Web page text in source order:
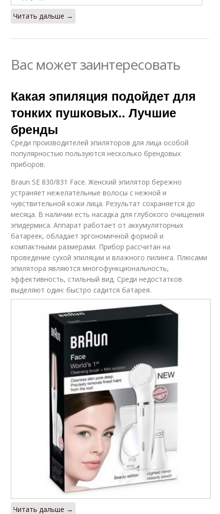
Читать дальше →
Вас может заинтересовать
Какая эпиляция подойдет для
тонких пушковых.. Лучшие
бренды
Среди производителей эпиляторов для лица особой
популярностью пользуются несколько брендовых
приборов.
Braun SE 830/831 Face. Женский эпилятор бережно
устраняет нежелательные волосы с нежной и
чувствительной кожи лица. Результат сохраняется до
месяца. В наличии есть насадка для глубокого очищения
эпидермиса. Аппарат работает от аккумуляторных
батареек, обладает эргономичной формой и
компактными размерами. Прибор рассчитан на
проведение сухой эпиляции и влажного пилинга. Плюсами
эпилятора являются многофункциональность,
эффективность, стильный вид. Среди недостатков
выделяют один: быстро садится батарея.
Читать дальше →